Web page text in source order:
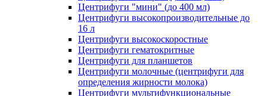
Центрифуги "мини" (до 400 мл)
Центрифуги высокопроизводительные до
16 л
Центрифуги высокоскоростные
Центрифуги гематокритные
Центрифуги для планшетов
Центрифуги молочные (центрифуги для
определения жирности молока)
Центрифуги мультифункциональные